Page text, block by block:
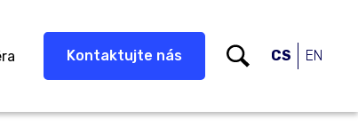
Kontaktujte nás CS EN